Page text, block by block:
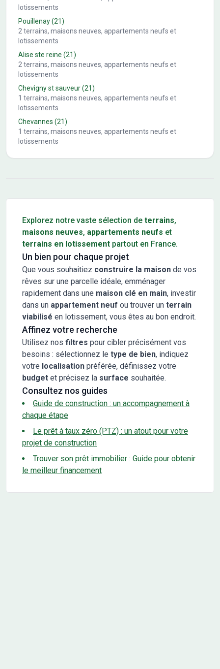
lotissements
Pouillenay(21)
2 terrains, maisons neuves, appartements neufs et
lotissements
Alise ste reine (21)
2 terrains, maisons neuves, appartements neufs et
lotissements
Chevigny st sauveur(21)
1 terrains, maisons neuves, appartements neufs et
lotissements
Chevannes (21)
1 terrains, maisons neuves, appartements neufs et
lotissements
Explorez notre vaste sélection de terrains,
maisons neuves, appartements neufs et
terrains en lotissement partout en France.
Un bien pour chaque projet
Que vous souhaitiez construire la maison de vos
rêves sur une parcelle idéale, emménager
rapidement dans une maison clé en main, investir
dans un appartement neuf ou trouver un terrain
viabilisé en lotissement, vous êtes au bon endroit.
Affinez votre recherche
Utilisez nos filtres pour cibler précisément vos
besoins : sélectionnez le type de bien, indiquez
votre localisation préférée, définissez votre
budget et précisez la surface souhaitée.
Consultez nos guides
Guide de construction : un accompagnement à
chaque étape
Le prêt à taux zéro (PTZ) : un atout pour votre
projet de construction
Trouver son prêt immobilier : Guide pour obtenir
le meilleur financement